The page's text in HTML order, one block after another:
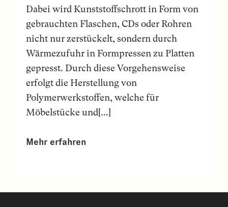
Dabei wird Kunststoffschrott in Form von
gebrauchten Flaschen, CDs oder Rohren
nicht nur zerstückelt, sondern durch
Wärmezufuhr in Formpressen zu Platten
gepresst. Durch diese Vorgehensweise
erfolgt die Herstellung von
Polymerwerkstoffen, welche für
Möbelstücke und[...]
Mehr erfahren